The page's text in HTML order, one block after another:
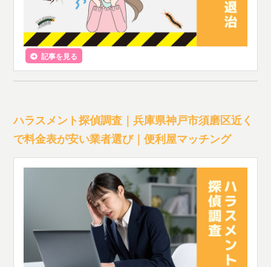
記事を見る
ハラスメント探偵調査｜兵庫県神戸市須磨区近く
で料金表が安い業者選び｜便利屋マッチング